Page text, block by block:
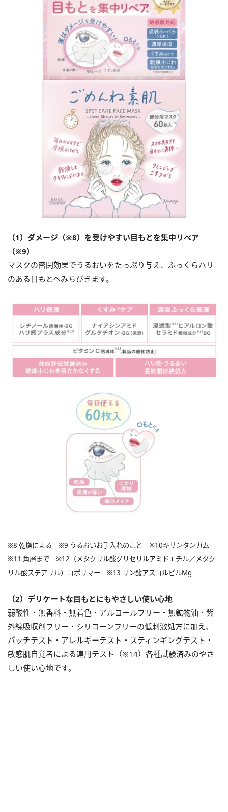
（1）ダメージ（※8）を受けやすい目もとを集中リペア
（※9）
マスクの密閉効果でうるおいをたっぷり与え、ふっくらハリ
のある目もとへみちびきます。
※8 乾燥による ※9 うるおいお手入れのこと ※10キサンタンガム
※11 角層まで ※12（メタクリル酸グリセリルアミドエチル／メタク
リル酸ステアリル）コポリマー ※13 リン酸アスコルビルMg
（2）デリケートな目もとにもやさしい使い心地
弱酸性・無香料・無着色・アルコールフリー・無鉱物油・紫
外線吸収剤フリー・シリコーンフリーの低刺激処方に加え、
パッチテスト・アレルギーテスト・スティンギングテスト・
敏感肌自覚者による連用テスト（※14）各種試験済みのやさ
しい使い心地です。